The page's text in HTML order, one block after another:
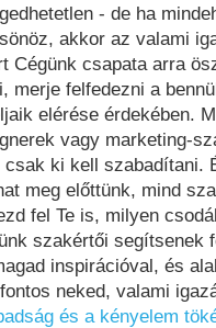
- de ha
akkor az valami
Cégünk csapata arra
merje felfedezni a
elérése érdekében.
vagy marketing-
csak ki kell szabadítani.
meg előttünk, mind
fel Te is, milyen
szakértői segítsenek
inspirációval, és
neked, valami
és a kényelem